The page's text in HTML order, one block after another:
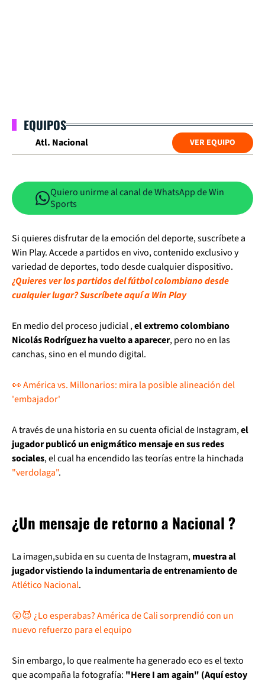
EQUIPOS
Atl. Nacional VER EQUIPO
Quiero unirme al canal de WhatsApp de Win
Sports
Si quieres disfrutar de la emoción del deporte, suscríbete a
Win Play. Accede a partidos en vivo, contenido exclusivo y
variedad de deportes, todo desde cualquier dispositivo.
¿Quieres ver los partidos del fútbol colombiano desde
cualquier lugar? Suscríbete aquí a Win Play
En medio del proceso judicial ,el extremo colombiano
Nicolás Rodríguez ha vuelto a aparecer, pero no en las
canchas, sino en el mundo digital.
👀 América vs. Millonarios: mira la posible alineación del
'embajador'
A través de una historia en su cuenta oficial de Instagram,el
jugador publicó un enigmático mensaje en sus redes
sociales, el cual ha encendido las teorías entre la hinchada
"verdolaga".
¿Un mensaje de retorno a Nacional ?
La imagen,subida en su cuenta de Instagram,muestra al
jugador vistiendo la indumentaria de entrenamiento de
Atlético Nacional.
😲😈 ¿Lo esperabas? América de Cali sorprendió con un
nuevo refuerzo para el equipo
Sin embargo, lo que realmente ha generado eco es el texto
que acompaña la fotografía: "Here I am again" (Aquí estoy